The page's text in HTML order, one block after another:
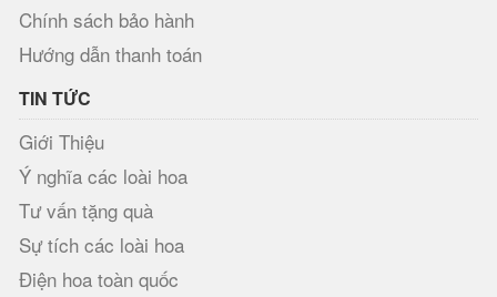
Chính sách bảo hành
Hướng dẫn thanh toán
TIN TỨC
Giới Thiệu
Ý nghĩa các loài hoa
Tư vấn tặng quà
Sự tích các loài hoa
Điện hoa toàn quốc